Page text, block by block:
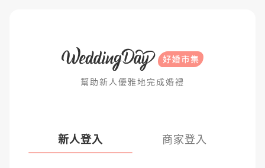
幫助新人優雅地完成婚禮
新人登入 商家登入